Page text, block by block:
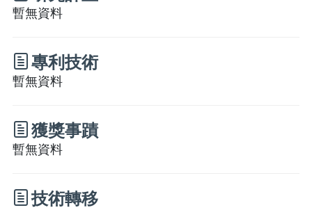
暫無資料
專利技術
暫無資料
獲獎事蹟
暫無資料
技術轉移